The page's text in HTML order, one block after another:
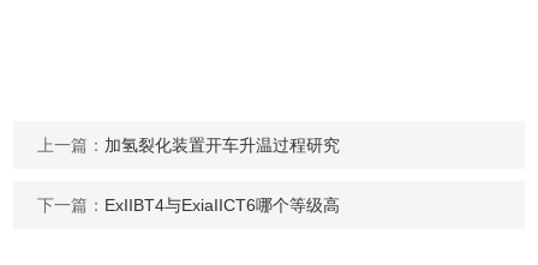
上一篇： 加氢裂化装置开车升温过程研究
下一篇： ExIIBT4与ExiaIICT6哪个等级高